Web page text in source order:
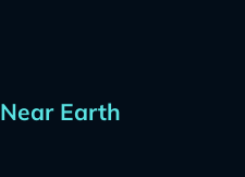
Earth